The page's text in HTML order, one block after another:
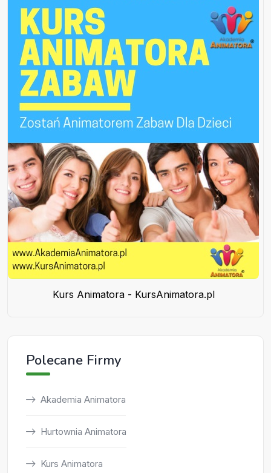
Kurs Animatora - KursAnimatora.pl
Polecane Firmy
Akademia Animatora
Hurtownia Animatora
Kurs Animatora